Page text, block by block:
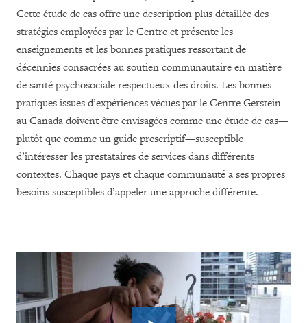
Cette étude de cas offre une description plus détaillée des
stratégies employées par le Centre et présente les
enseignements et les bonnes pratiques ressortant de
décennies consacrées au soutien communautaire en matière
de santé psychosociale respectueux des droits. Les bonnes
pratiques issues d’expériences vécues par le Centre Gerstein
au Canada doivent être envisagées comme une étude de cas—
plutôt que comme un guide prescriptif—susceptible
d’intéresser les prestataires de services dans différents
contextes. Chaque pays et chaque communauté a ses propres
besoins susceptibles d’appeler une approche différente.